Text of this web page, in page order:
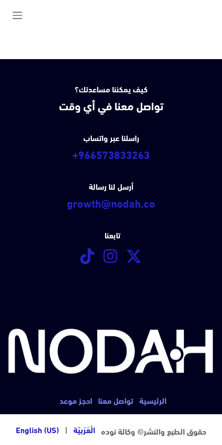
كيف يمكننا مساعدتك؟
تواصل معنا في أي وقت
راسلنا عبر واتساب
+966573833263
أرسل لنا رسالة
growth@nodah.co
تابعنا
الرئيسية تواصل معنا احجز موعد
حقوق الطبع والنشر© وكالة نوده الْعَرَبيّة |
English (US)